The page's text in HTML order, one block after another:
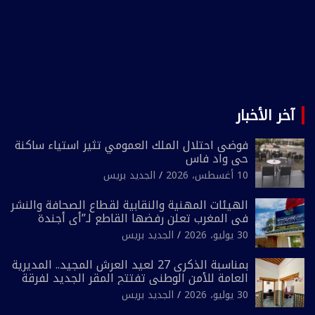
آخر الأخبار
فوضى احتلال الملك العمومي تثير استياء ساكنة
حي واد فاس
10 أغسطس، 2026 الجديد بريس
الهيئات المهنية والنقابية لقطاع الصحافة والنشر
في المغرب تعلن رفضها القاطع لـ”أي أجندة
انتخابية مُعدة على مقاس سياسي ومصلحي
ضيق”
30 يوليو، 2026 الجديد بريس
بمناسبة الذكرى 27 لعيد العرش المجيد.. المديرية
العامة للأمن الوطني تفتتح المقر الجديد لفرقة
الشرطة السياحية بفاس
30 يوليو، 2026 الجديد بريس